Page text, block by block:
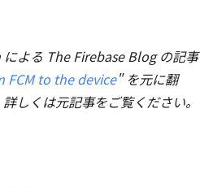
よる The Firebase Blog の記事
FCM to the device" を元に翻
しくは元記事をご覧ください。